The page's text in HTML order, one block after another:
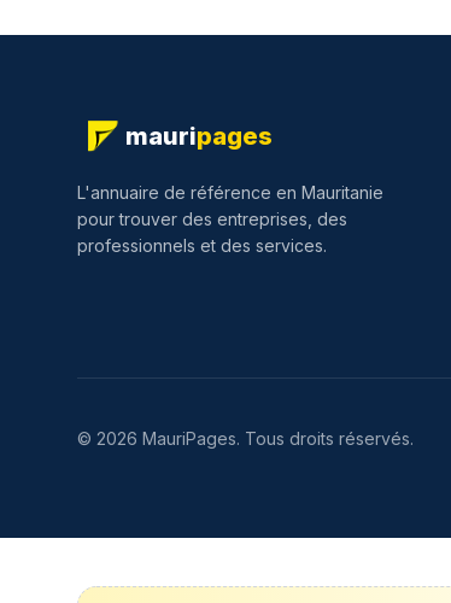
mauripages
L'annuaire de référence en Mauritanie
pour trouver des entreprises, des
professionnels et des services.
© 2026 MauriPages. Tous droits réservés.